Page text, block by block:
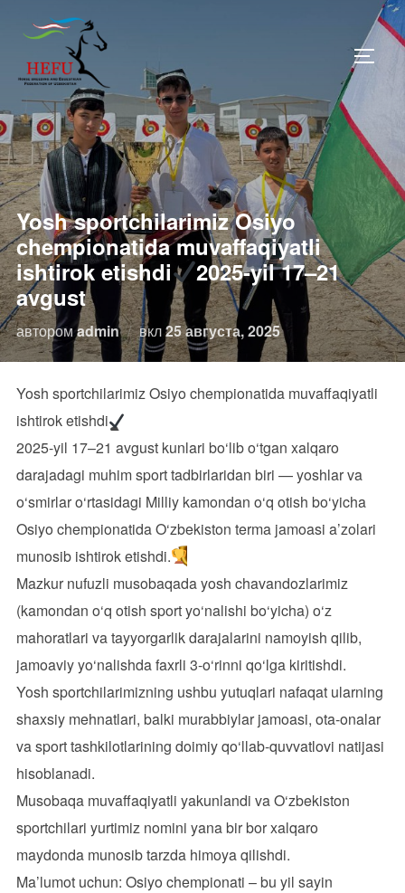
содержимому
Yosh sportchilarimiz Osiyo
chempionatida muvaffaqiyatli
ishtirok etishdi
2025-yil 17–21
avgust
автором admin вклОпубликовано
25 августа, 2025
Yosh sportchilarimiz Osiyo chempionatida muvaffaqiyatli
ishtirok etishdi
2025-yil 17–21 avgust kunlari bo‘lib o‘tgan xalqaro
darajadagi muhim sport tadbirlaridan biri — yoshlar va
o‘smirlar o‘rtasidagi Milliy kamondan o‘q otish bo‘yicha
Osiyo chempionatida O‘zbekiston terma jamoasi a’zolari
munosib ishtirok etishdi.
Mazkur nufuzli musobaqada yosh chavandozlarimiz
(kamondan o‘q otish sport yo‘nalishi bo‘yicha) o‘z
mahoratlari va tayyorgarlik darajalarini namoyish qilib,
jamoaviy yo‘nalishda faxrli 3-o‘rinni qo‘lga kiritishdi.
Yosh sportchilarimizning ushbu yutuqlari nafaqat ularning
shaxsiy mehnatlari, balki murabbiylar jamoasi, ota-onalar
va sport tashkilotlarining doimiy qo‘llab-quvvatlovi natijasi
hisoblanadi.
Musobaqa muvaffaqiyatli yakunlandi va O‘zbekiston
sportchilari yurtimiz nomini yana bir bor xalqaro
maydonda munosib tarzda himoya qilishdi.
Ma’lumot uchun: Osiyo chempionati – bu yil sayin